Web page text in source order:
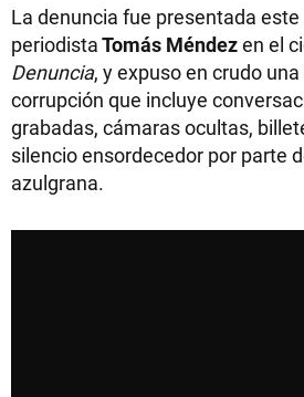
La denuncia fue presentada este
periodistaTomás Méndezen el
Denuncia, y expuso en crudo
corrupción que incluye
grabadas, cámaras ocultas,
silencio ensordecedor por parte
azulgrana.